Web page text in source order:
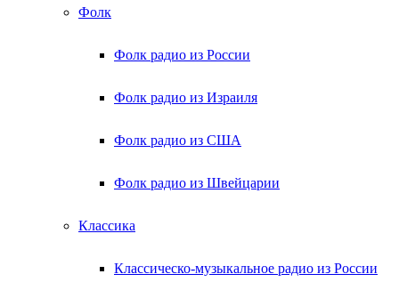
Фолк
Фолк радио из России
Фолк радио из Израиля
Фолк радио из США
Фолк радио из Швейцарии
Классика
Классическо-музыкальное радио из России